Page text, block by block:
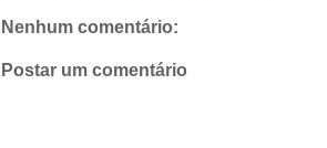
Nenhum comentário:
Postar um comentário